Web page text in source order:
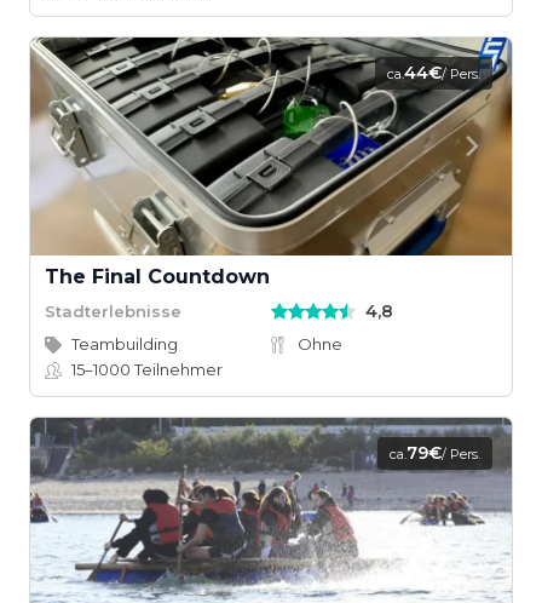
ca.44€/ Pers.
The Final Countdown
Stadterlebnisse 4,8
Teambuilding
Ohne
15–1000Teilnehmer
ca.79€/ Pers.